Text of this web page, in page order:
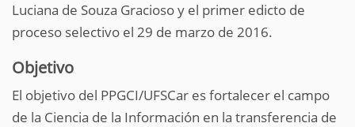
Luciana de Souza Gracioso y el primer edicto de
proceso selectivo el 29 de marzo de 2016.
Objetivo
El objetivo del PPGCI/UFSCar es fortalecer el campo
de la Ciencia de la Información en la transferencia de